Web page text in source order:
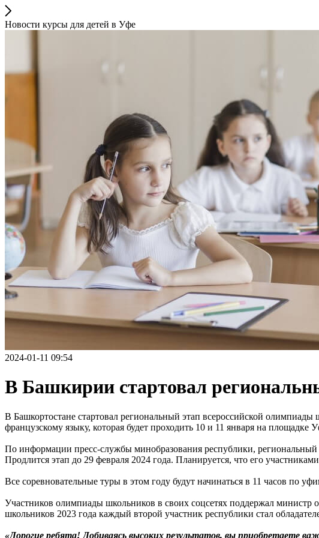
Новости курсы для детей в Уфе
2024-01-11 09:54
В Башкирии стартовал
В Башкортостане стартовал региональный этап всероссийской
французскому языку, которая будет проходить 10 и 11 января на площадке
По информации пресс-службы минобразования республики,
Продлится этап до 29 февраля 2024 года. Планируется, что его
Все соревновательные туры в этом году будут начинаться в 11 часов по
Участников олимпиады школьников в своих соцсетях поддержал
школьников 2023 года каждый второй участник республики стал
«Дорогие ребята! Добиваясь высоких результатов, вы приобретаете